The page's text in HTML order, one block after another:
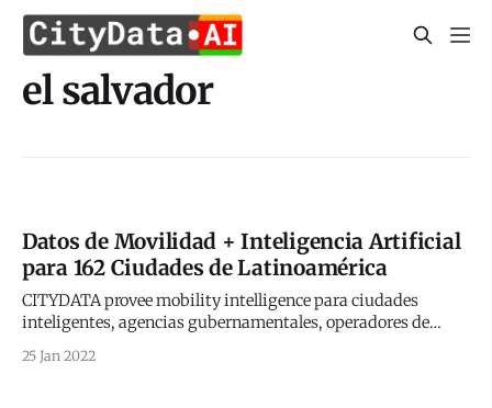
el salvador
Datos de Movilidad + Inteligencia Artificial
para 162 Ciudades de Latinoamérica
CITYDATA provee mobility intelligence para ciudades
inteligentes, agencias gubernamentales, operadores de
CITYDATA cuenta con datos de más de 1500 ciudades de
25 Jan 2022